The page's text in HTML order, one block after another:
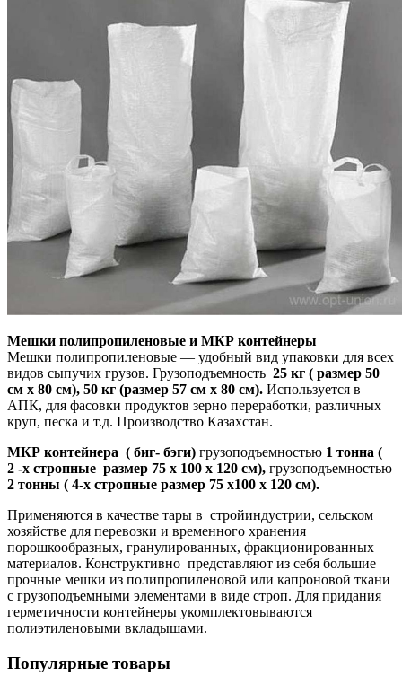
Мешки полипропиленовые и МКР контейнеры
Мешки полипропиленовые — удобный вид упаковки для всех
видов сыпучих грузов. Грузоподъемность 25 кг ( размер 50
см х 80 см), 50 кг (размер 57 см х 80 см). Используется в
АПК, для фасовки продуктов зерно переработки, различных
круп, песка и т.д. Производство Казахстан.
МКР контейнера ( биг- бэги) грузоподъемностью 1 тонна (
2 -х стропные размер 75 х 100 х 120 см), грузоподъемностью
2 тонны ( 4-х стропные размер 75 х100 х 120 см).
Применяются в качестве тары в стройиндустрии, сельском
хозяйстве для перевозки и временного хранения
порошкообразных, гранулированных, фракционированных
материалов. Конструктивно представляют из себя большие
прочные мешки из полипропиленовой или капроновой ткани
с грузоподъемными элементами в виде строп. Для придания
герметичности контейнеры укомплектовываются
полиэтиленовыми вкладышами.
Популярные товары